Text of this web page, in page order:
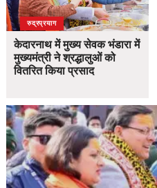
उत्तराखंड
देश
रुद्रप्रयाग
केदारनाथ में मुख्य सेवक भंडारा में
मुख्यमंत्री ने श्रद्धालुओं को
वितरित किया प्रसाद